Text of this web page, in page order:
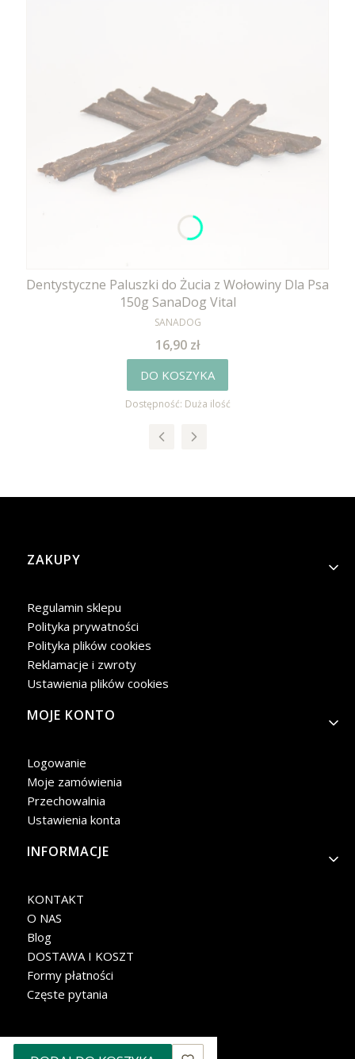
Dentystyczne Paluszki do Żucia z Wołowiny Dla Psa
150g SanaDog Vital
PRODUCENT
SANADOG
Cena
16,90 zł
DO KOSZYKA
Dostępność: Duża ilość
Linki w stopce
ZAKUPY
Regulamin sklepu
Polityka prywatności
Polityka plików cookies
Reklamacje i zwroty
Ustawienia plików cookies
MOJE KONTO
Logowanie
Moje zamówienia
Przechowalnia
Ustawienia konta
INFORMACJE
KONTAKT
O NAS
Blog
DOSTAWA I KOSZT
Formy płatności
Częste pytania